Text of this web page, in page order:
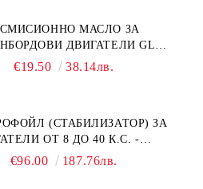
МАСЛО ЗА
ДВИГАТЕЛИ GL4
MARINE 08251-999-102PRO
€19.50 38.14лв.
(СТАБИЛИЗАТОР) ЗА
ОТ 8 ДО 40 К.С. -
SE SPORT 200
€96.00 187.76лв.